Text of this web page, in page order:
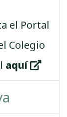
el Portal
Colegio
aquí